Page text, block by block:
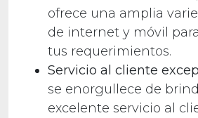
ofrece una amplia
de internet y móvil
tus requerimientos.
Servicio al cliente
se enorgullece de
excelente servicio al